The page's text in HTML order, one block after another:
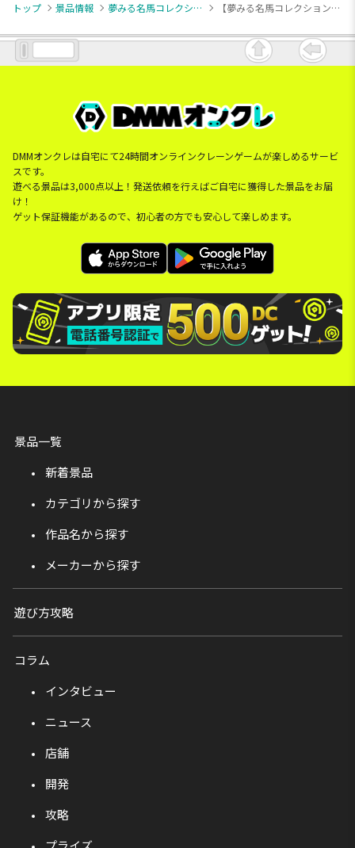
トップ
景品情報 夢みる名馬コレクション 【夢みる名馬コレクション】【Cウオッカ】夢みる名馬コレクション マスコット②
DMMオンクレは自宅にて24時間オンラインクレーンゲームが楽しめるサービ
スです。
遊べる景品は3,000点以上！発送依頼を行えばご自宅に獲得した景品をお届
け！
ゲット保証機能があるので、初心者の方でも安心して楽しめます。
景品一覧
新着景品
カテゴリから探す
作品名から探す
メーカーから探す
遊び方攻略
コラム
インタビュー
ニュース
店舗
開発
攻略